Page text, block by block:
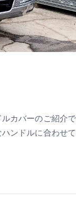
カバーのご紹介
ンドルに合わせ